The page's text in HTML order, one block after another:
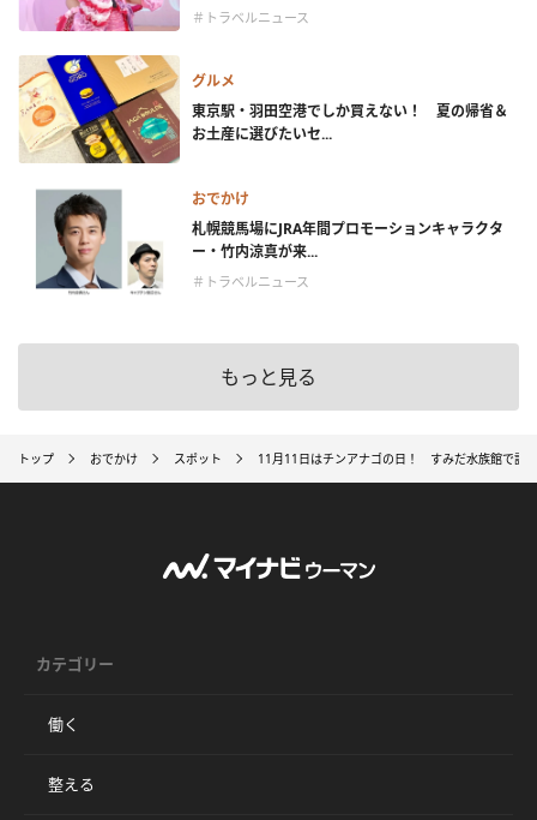
＃トラベルニュース
グルメ
東京駅・羽田空港でしか買えない！ 夏の帰省＆
お土産に選びたいセ...
おでかけ
札幌競馬場にJRA年間プロモーションキャラクタ
ー・竹内涼真が来...
＃トラベルニュース
もっと見る
トップ おでかけ スポット 11月11日はチンアナゴの日！ すみだ水族館で記
カテゴリー
働く
整える